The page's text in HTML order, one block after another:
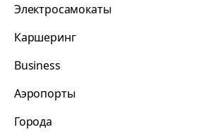
Электросамокаты
Каршеринг
Business
Аэропорты
Города